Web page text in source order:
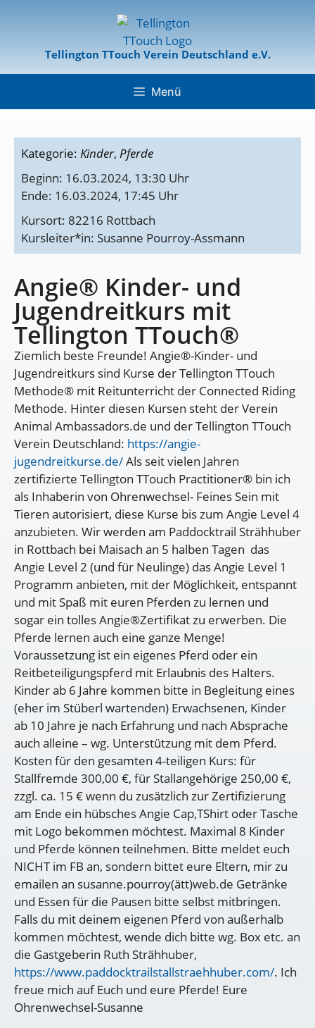
Tellington TTouch Verein Deutschland e.V.
Menü
Kategorie: Kinder, Pferde
Beginn: 16.03.2024, 13:30 Uhr
Ende: 16.03.2024, 17:45 Uhr
Kursort: 82216 Rottbach
Kursleiter*in: Susanne Pourroy-Assmann
Angie® Kinder- und
Jugendreitkurs mit
Tellington TTouch®
Ziemlich beste Freunde! Angie®-Kinder- und
Jugendreitkurs sind Kurse der Tellington TTouch
Methode® mit Reitunterricht der Connected Riding
Methode. Hinter diesen Kursen steht der Verein
Animal Ambassadors.de und der Tellington TTouch
Verein Deutschland: https://angie-
jugendreitkurse.de/Als seit vielen Jahren
zertifizierte Tellington TTouch Practitioner® bin ich
als Inhaberin von Ohrenwechsel- Feines Sein mit
Tieren autorisiert, diese Kurse bis zum Angie Level 4
anzubieten. Wir werden am Paddocktrail Strähhuber
in Rottbach bei Maisach an 5 halben Tagen das
Angie Level 2 (und für Neulinge) das Angie Level 1
Programm anbieten, mit der Möglichkeit, entspannt
und mit Spaß mit euren Pferden zu lernen und
sogar ein tolles Angie®Zertifikat zu erwerben. Die
Pferde lernen auch eine ganze Menge!
Voraussetzung ist ein eigenes Pferd oder ein
Reitbeteiligungspferd mit Erlaubnis des Halters.
Kinder ab 6 Jahre kommen bitte in Begleitung eines
(eher im Stüberl wartenden) Erwachsenen, Kinder
ab 10 Jahre je nach Erfahrung und nach Absprache
auch alleine – wg. Unterstützung mit dem Pferd.
Kosten für den gesamten 4-teiligen Kurs: für
Stallfremde 300,00 €, für Stallangehörige 250,00 €,
zzgl. ca. 15 € wenn du zusätzlich zur Zertifizierung
am Ende ein hübsches Angie Cap,TShirt oder Tasche
mit Logo bekommen möchtest. Maximal 8 Kinder
und Pferde können teilnehmen. Bitte meldet euch
NICHT im FB an, sondern bittet eure Eltern, mir zu
emailen an susanne.pourroy(ätt)web.de Getränke
und Essen für die Pausen bitte selbst mitbringen.
Falls du mit deinem eigenen Pferd von außerhalb
kommen möchtest, wende dich bitte wg. Box etc. an
die Gastgeberin Ruth Strähhuber,
https://www.paddocktrailstallstraehhuber.com/. Ich
freue mich auf Euch und eure Pferde! Eure
Ohrenwechsel-Susanne